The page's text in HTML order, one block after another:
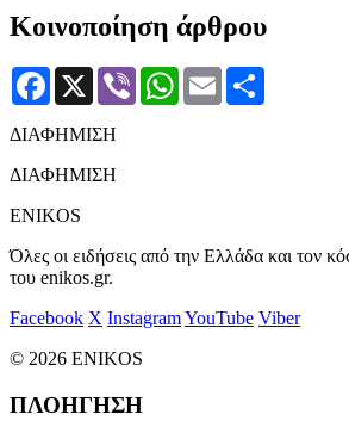
Κοινοποίηση άρθρου
Facebook
X Viber WhatsApp
Email
ΔΙΑΦΗΜΙΣΗ
ΔΙΑΦΗΜΙΣΗ
ENIKOS
Όλες οι ειδήσεις από την Ελλάδα και τον
του enikos.gr.
Facebook X InstagramYouTube Viber
© 2026 ENIKOS
ΠΛΟΗΓΗΣΗ